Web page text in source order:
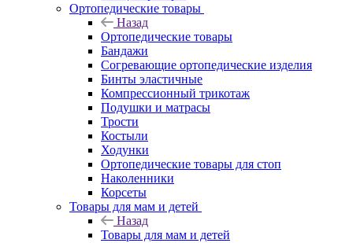
Ортопедические товары
Назад
Ортопедические товары
Бандажи
Согревающие ортопедические изделия
Бинты эластичные
Компрессионный трикотаж
Подушки и матрасы
Трости
Костыли
Ходунки
Ортопедические товары для стоп
Наколенники
Корсеты
Товары для мам и детей
Назад
Товары для мам и детей